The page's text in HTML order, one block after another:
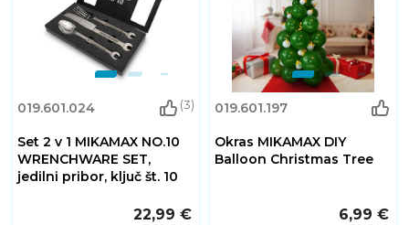
019.601.024 (3)
Set 2 v 1 MIKAMAX NO.10
WRENCHWARE SET,
jedilni pribor, ključ št. 10
22,99 €
019.601.197
Okras MIKAMAX DIY
Balloon Christmas Tree
6,99 €